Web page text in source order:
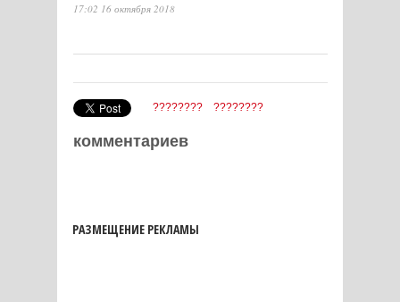
17:02 16 октября 2018
???????? ????????
комментариев
РАЗМЕЩЕНИЕ РЕКЛАМЫ